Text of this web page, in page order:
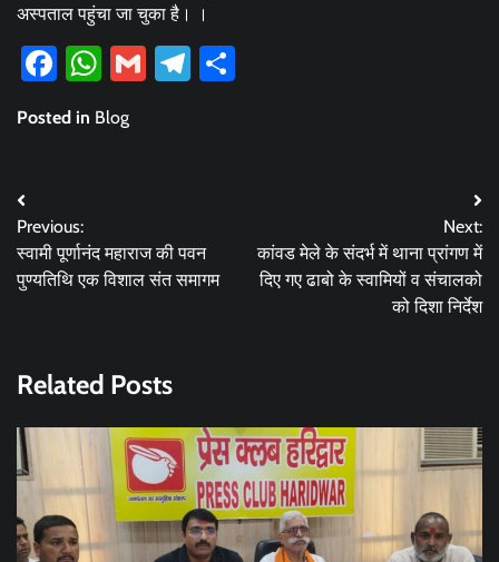
अस्पताल पहुंचा जा चुका है। ।
Facebook
WhatsApp
GmailTelegram
Posted in Blog
Post
navigation
Previous:
स्वामी पूर्णानंद महाराज की पवन
पुण्यतिथि एक विशाल संत समागम
Next:
कांवड मेले के संदर्भ में थाना प्रांगण में
दिए गए ढाबो के स्वामियों व संचालको
को दिशा निर्देश
Related Posts